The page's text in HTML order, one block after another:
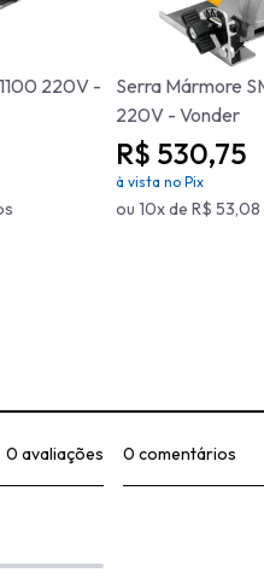
220V -
Serra Mármore
220V - Vonder
R$ 530,75
à vista no Pix
ou 10x de R$
0 avaliações 0 comentários